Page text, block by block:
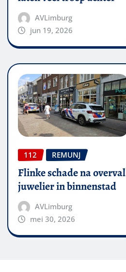
AVLimburg
jun 19, 2026
112 REMUNJ
Flinke schade na overval
juwelier in binnenstad
AVLimburg
mei 30, 2026